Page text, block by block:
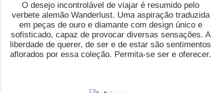
O desejo incontrolável de viajar é resumido pelo
verbete alemão Wanderlust. Uma aspiração traduzida
em peças de ouro e diamante com design único e
sofisticado, capaz de provocar diversas sensações. A
liberdade de querer, de ser e de estar são sentimentos
aflorados por essa coleção. Permita-se ser e oferecer.